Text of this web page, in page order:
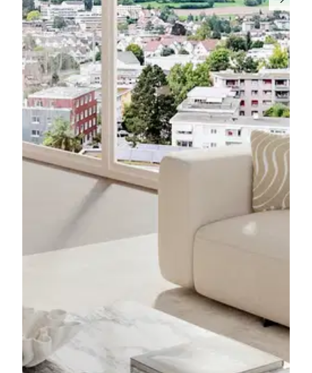
Für Details bitte
registrieren
Nach Ihrer Registrierung können Sie alle
verfügbaren Informationen wie Dokumentationen
und Grundrisse zum Download freischalten sowie
Haben Sie bereits ein Konto? Anmelden
Dokumentation